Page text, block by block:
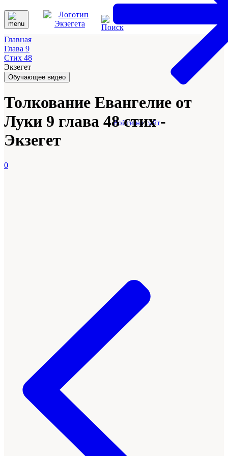
Войти на сайт
Главная
Глава 9
Стих 48
Экзегет
Обучающее видео
Толкование Евангелие от
Луки 9 глава 48 стих -
Экзегет
0